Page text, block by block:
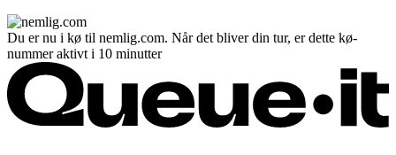
Du er nu i kø til nemlig.com. Når det bliver din tur, er dette kø-
nummer aktivt i 10 minutter